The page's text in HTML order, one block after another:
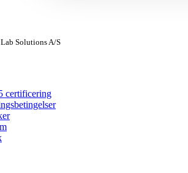
Solutions A/S
certificering